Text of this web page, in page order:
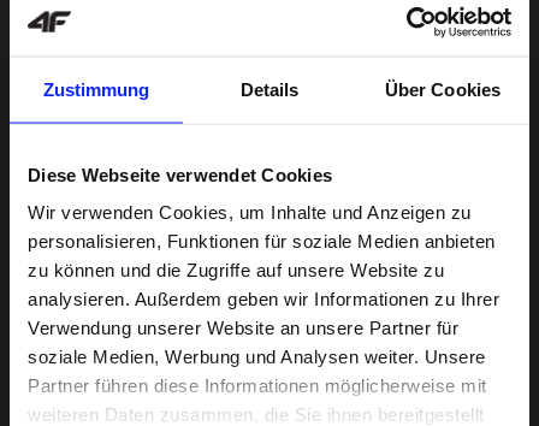
Zustimmung Details Über Cookies
Diese Webseite verwendet Cookies
Wir verwenden Cookies, um Inhalte und Anzeigen zu
personalisieren, Funktionen für soziale Medien anbieten
zu können und die Zugriffe auf unsere Website zu
analysieren. Außerdem geben wir Informationen zu Ihrer
Verwendung unserer Website an unsere Partner für
soziale Medien, Werbung und Analysen weiter. Unsere
Partner führen diese Informationen möglicherweise mit
weiteren Daten zusammen, die Sie ihnen bereitgestellt